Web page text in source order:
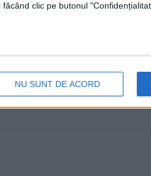
clic pe butonul
NU SUNT DE ACORD